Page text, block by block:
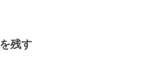
残す